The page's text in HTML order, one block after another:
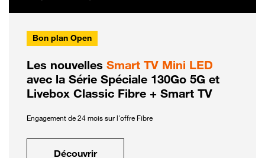
Bon plan Open
Les nouvelles Smart TV Mini LED
avec la Série Spéciale 130Go 5G et
Livebox Classic Fibre + Smart TV
Engagement de 24 mois sur l'offre Fibre
Découvrir